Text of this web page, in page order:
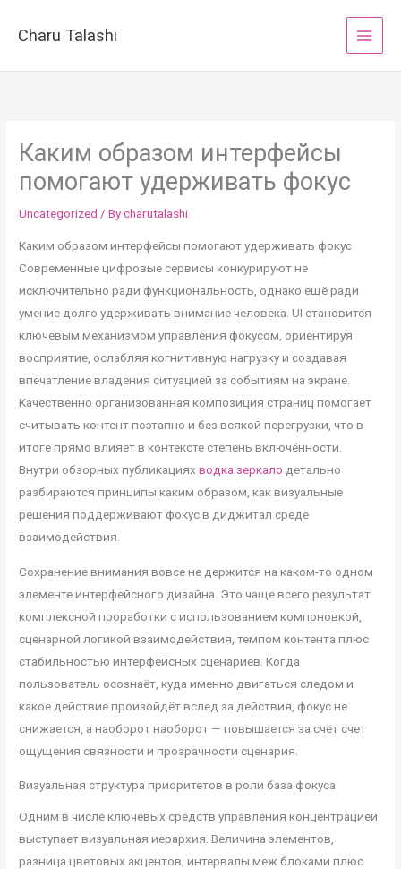
Charu Talashi
Каким образом интерфейсы
помогают удерживать фокус
Uncategorized / Bycharutalashi
Каким образом интерфейсы помогают удерживать фокус
Современные цифровые сервисы конкурируют не
исключительно ради функциональность, однако ещё ради
умение долго удерживать внимание человека. UI становится
ключевым механизмом управления фокусом, ориентируя
восприятие, ослабляя когнитивную нагрузку и создавая
впечатление владения ситуацией за событиям на экране.
Качественно организованная композиция страниц помогает
считывать контент поэтапно и без всякой перегрузки, что в
итоге прямо влияет в контексте степень включённости.
Внутри обзорных публикацияхводка зеркало детально
разбираются принципы каким образом, как визуальные
решения поддерживают фокус в диджитал среде
взаимодействия.
Сохранение внимания вовсе не держится на каком-то одном
элементе интерфейсного дизайна. Это чаще всего результат
комплексной проработки с использованием компоновкой,
сценарной логикой взаимодействия, темпом контента плюс
стабильностью интерфейсных сценариев. Когда
пользователь осознаёт, куда именно двигаться следом и
какое действие произойдёт вслед за действия, фокус не
снижается, а наоборот наоборот — повышается за счёт счет
ощущения связности и прозрачности сценария.
Визуальная структура приоритетов в роли база фокуса
Одним в числе ключевых средств управления концентрацией
выступает визуальная иерархия. Величина элементов,
разница цветовых акцентов, интервалы меж блоками плюс